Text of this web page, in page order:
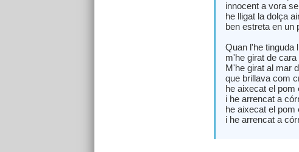
innocent a vora
he lligat la dolça
ben estreta en un
Quan l'he tinguda
m'he girat de cara
M'he girat al mar
que brillava com
he aixecat el pom
i he arrencat a
he aixecat el pom
i he arrencat a